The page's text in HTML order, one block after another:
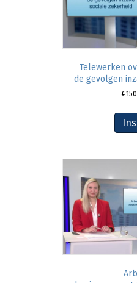
Telewerken
de gevolgen
€